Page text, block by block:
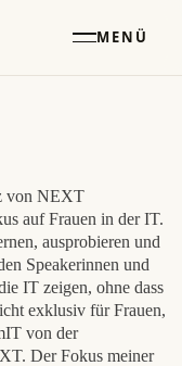
MENÜ
von NEXT
auf Frauen in der IT.
ausprobieren und
Speakerinnen und
IT zeigen, ohne dass
exklusiv für Frauen,
von der
Der Fokus meiner